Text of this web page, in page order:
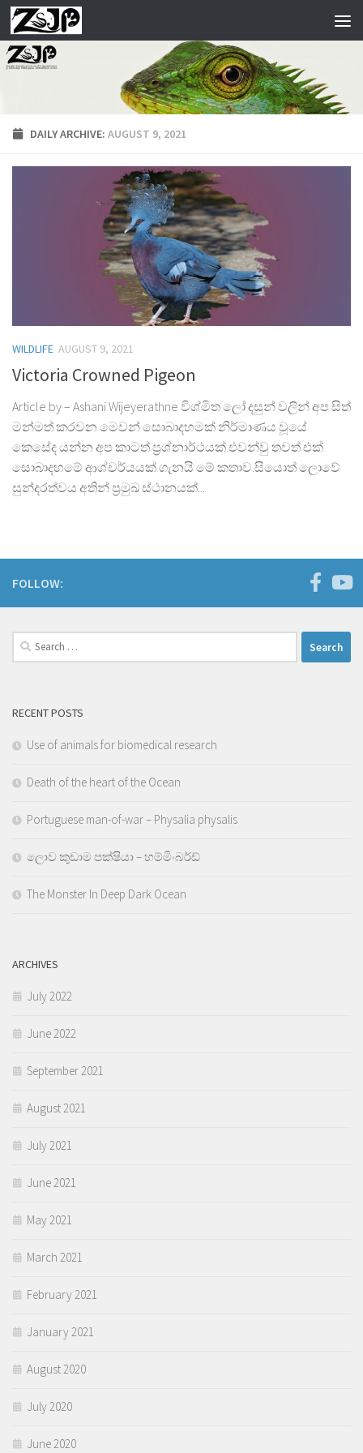
Skip to content
DAILY ARCHIVE: AUGUST 9, 2021
WILDLIFE AUGUST 9, 2021
Victoria Crowned Pigeon
Article by – Ashani Wijeyerathne විශ්මිත ලෝ දසුන් වලින් අප සිත්
මන්මත් කරවන මෙවන් සොබාදහමක් නිර්මාණය වූයේ
කෙසේද යන්න අප කාටත් ප්‍රශ්නාර්ථයක්.එවන්වු තවත් එක්
සොබාදහමේ ආශ්චර්යයක් ගැනයි මේ කතාව.සියොත් ලොවේ
සුන්දරත්වය අතින් ප්‍රමුඛ ස්ථානයක්...
FOLLOW:
Search
for:
RECENT POSTS
Use of animals for biomedical research
Death of the heart of the Ocean
Portuguese man-of-war – Physalia physalis
ලොව කුඩාම පක්ෂියා – හම්මිංබර්ඩ්
The Monster In Deep Dark Ocean
ARCHIVES
July 2022
June 2022
September 2021
August 2021
July 2021
June 2021
May 2021
March 2021
February 2021
January 2021
August 2020
July 2020
June 2020